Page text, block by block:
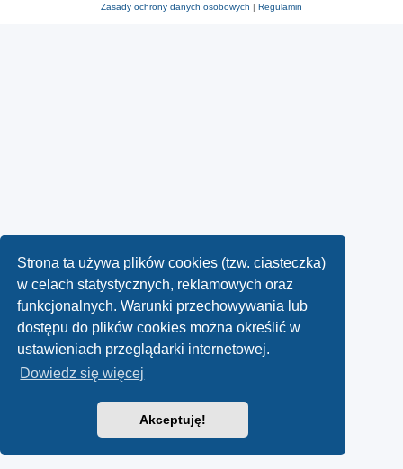
Strona ta używa plików cookies (tzw. ciasteczka)
w celach statystycznych, reklamowych oraz
funkcjonalnych. Warunki przechowywania lub
dostępu do plików cookies można określić w
ustawieniach przeglądarki internetowej.
Dowiedz się więcej
Akceptuję!
Zasady ochrony danych osobowych | Regulamin